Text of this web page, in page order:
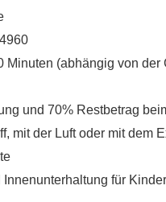
Minuten (abhängig von der
und 70% Restbetrag
mit der Luft oder mit dem
Innenunterhaltung für